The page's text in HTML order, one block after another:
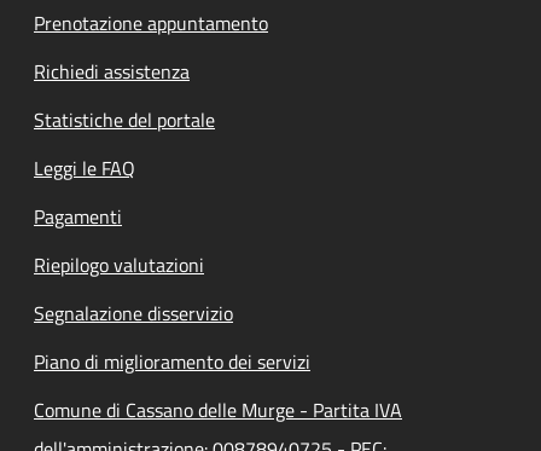
Prenotazione appuntamento
Richiedi assistenza
Statistiche del portale
Leggi le FAQ
Pagamenti
Riepilogo valutazioni
Segnalazione disservizio
Piano di miglioramento dei servizi
Comune di Cassano delle Murge - Partita IVA